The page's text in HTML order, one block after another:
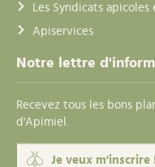
Les Syndicats
Apiservices
Notre lettre
Recevez tous les bons
d'Apimiel.
Je veux m'inscrire